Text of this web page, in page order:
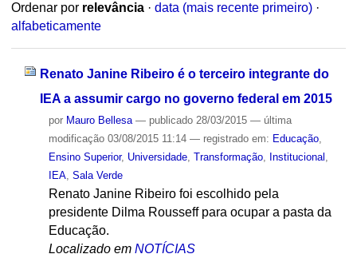
Ordenar por relevância · data (mais recente primeiro) ·
alfabeticamente
Renato Janine Ribeiro é o terceiro integrante do
IEA a assumir cargo no governo federal em 2015
por Mauro Bellesa — publicado28/03/2015 — última
modificação03/08/2015 11:14 — registrado em: Educação,
Ensino Superior, Universidade, Transformação, Institucional
IEA, Sala Verde
Renato Janine Ribeiro foi escolhido pela
presidente Dilma Rousseff para ocupar a pasta da
Educação.
Localizado em NOTÍCIAS